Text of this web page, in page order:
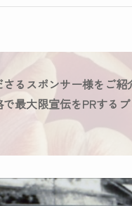
るスポンサー様をご紹
最大限宣伝をPRする